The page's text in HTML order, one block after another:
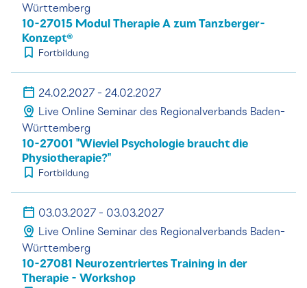
Württemberg
10-27015 Modul Therapie A zum Tanzberger-
Konzept®
Fortbildung
24.02.2027 - 24.02.2027
Live Online Seminar des Regionalverbands Baden-
Württemberg
10-27001 "Wieviel Psychologie braucht die
Physiotherapie?"
Fortbildung
03.03.2027 - 03.03.2027
Live Online Seminar des Regionalverbands Baden-
Württemberg
10-27081 Neurozentriertes Training in der
Therapie - Workshop